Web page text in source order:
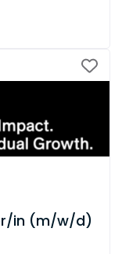
in (m/w/d)